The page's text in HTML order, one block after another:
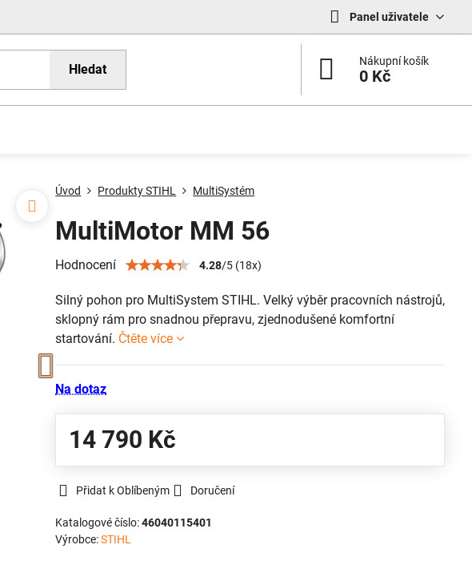
Panel uživatele
Hledat
Nákupní košík
0 Kč
Úvod Produkty STIHL MultiSystém
MultiMotor MM 56
Hodnocení 4.28/5 (18x)
Silný pohon pro MultiSystem STIHL. Velký výběr pracovních nástrojů,
sklopný rám pro snadnou přepravu, zjednodušené komfortní
startování. Čtěte více
Na dotaz
14 790 Kč
Přidat k Oblíbeným Doručení
Katalogové číslo:46040115401
Výrobce:STIHL